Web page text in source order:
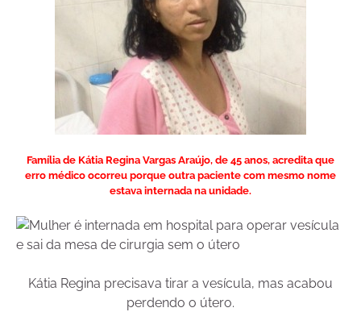
Família de Kátia Regina Vargas Araújo, de 45 anos, acredita que
erro médico ocorreu porque outra paciente com mesmo nome
estava internada na unidade.
Kátia Regina precisava tirar a vesícula, mas acabou
perdendo o útero.